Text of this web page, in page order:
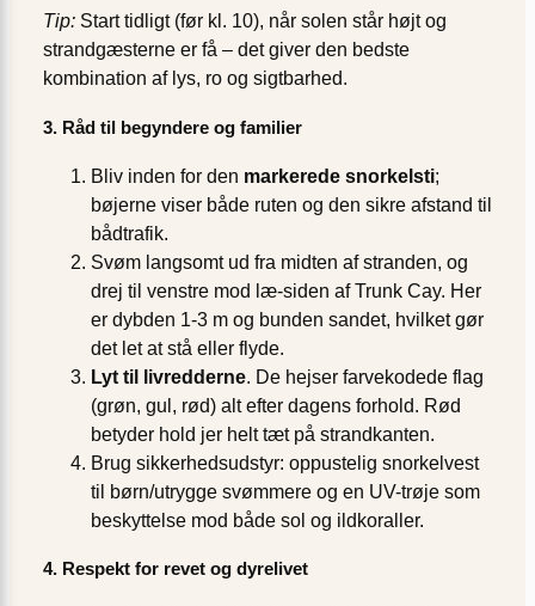
Tip: Start tidligt (før kl. 10), når solen står højt og
strandgæsterne er få – det giver den bedste
kombination af lys, ro og sigtbarhed.
3. Råd til begyndere og familier
Bliv inden for den markerede snorkelsti;
bøjerne viser både ruten og den sikre afstand til
bådtrafik.
Svøm langsomt ud fra midten af stranden, og
drej til venstre mod læ-siden af Trunk Cay. Her
er dybden 1-3 m og bunden sandet, hvilket gør
det let at stå eller flyde.
Lyt til livredderne. De hejser farvekodede flag
(grøn, gul, rød) alt efter dagens forhold. Rød
betyder hold jer helt tæt på strandkanten.
Brug sikkerhedsudstyr: oppustelig snorkelvest
til børn/utrygge svømmere og en UV-trøje som
beskyttelse mod både sol og ildkoraller.
4. Respekt for revet og dyrelivet